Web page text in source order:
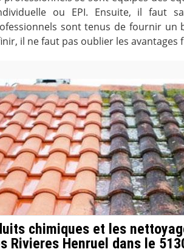
ou EPI. Ensuite, il faut
sont tenus de fournir un
il ne faut pas oublier les avantages
chimiques et les
Rivieres Henruel dans le